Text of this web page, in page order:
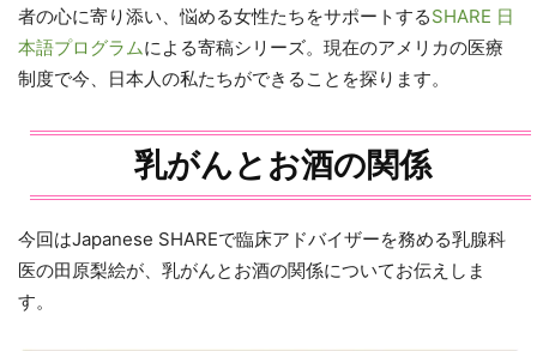
者の心に寄り添い、悩める女性たちをサポートするSHARE 日
本語プログラムによる寄稿シリーズ。現在のアメリカの医療
制度で今、日本人の私たちができることを探ります。
乳がんとお酒の関係
今回はJapanese SHAREで臨床アドバイザーを務める乳腺科
医の田原梨絵が、乳がんとお酒の関係についてお伝えしま
す。